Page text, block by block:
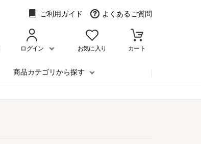
ご利用ガイド よくあるご質問
ログイン お気に入り カート
商品カテゴリから探す